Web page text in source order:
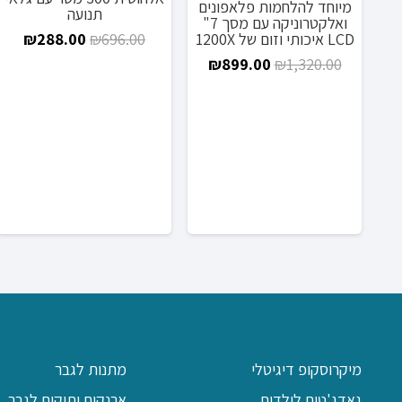
מיוחד להלחמות פלאפונים
ואלקטרוניקה עם מסך 7"
LCD איכותי וזום של 1200X
₪1,320.00
המחיר ₪899.00
תנועה
₪696.00
המחיר ₪288.00
מיקרוסקופ דיגיטלי
מתנות לגבר